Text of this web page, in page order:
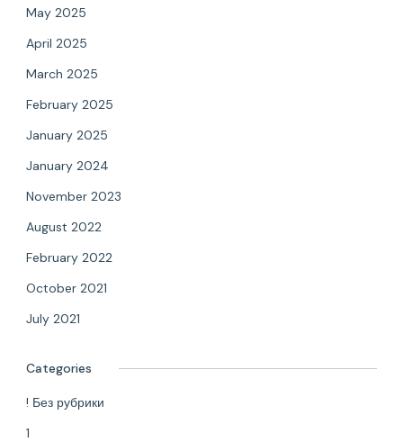
May 2025
April 2025
March 2025
February 2025
January 2025
January 2024
November 2023
August 2022
February 2022
October 2021
July 2021
Categories
! Без рубрики
1